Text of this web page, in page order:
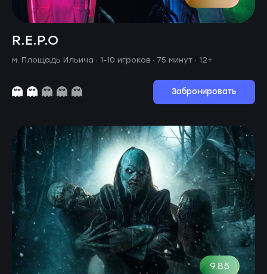
R.E.P.O
м. Площадь Ильича · 1-10 игроков · 75 минут · 12+
Забронировать
9.85